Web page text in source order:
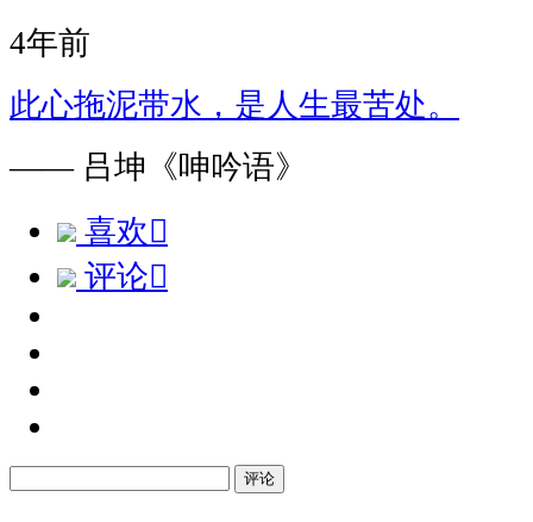
4年前
此心拖泥带水，是人生最苦处。
—— 吕坤《呻吟语》
喜欢
评论
评论